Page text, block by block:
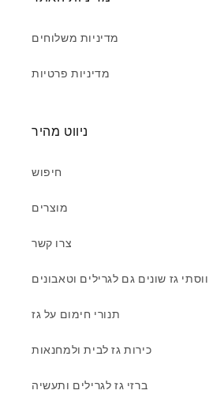
מדיניות משלוחים
מדיניות פרטיות
ניווט מהיר
חיפוש
מוצרים
צרו קשר
ווסתי גז שונים גם לגרילים וטאבונים
תנורי חימום על גז
כירות גז לבית ולמחנאות
ברזי גז לגרילים ותעשיה